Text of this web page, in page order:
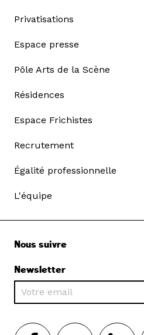
Privatisations
Espace presse
Pôle Arts de la Scène
Résidences
Espace Frichistes
Recrutement
Égalité professionnelle
L'équipe
Nous suivre
Newsletter